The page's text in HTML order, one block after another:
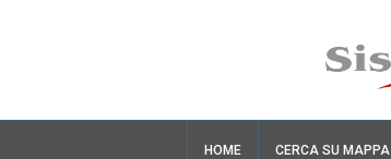
HOME CERCA SU MAPPA